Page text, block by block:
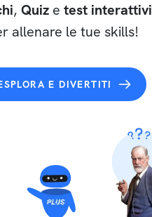
, Quize test interattivi
allenare le tue skills!
E DIVERTITI